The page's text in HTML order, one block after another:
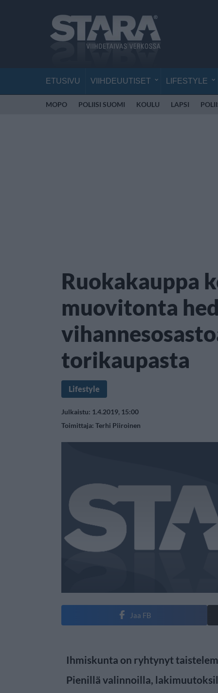
ETUSIVU VIIHDEUUTISET LIFESTYLE
MOPO POLIISI SUOMI KOULU LAPSI
Ruokakauppa
muovitonta
torikaupasta
Lifestyle
Julkaistu: 1.4.2019, 15:00
Toimittaja: Terhi Piiroinen
Jaa FB
Ihmiskunta on ryhtynyt
Pienillä valinnoilla,